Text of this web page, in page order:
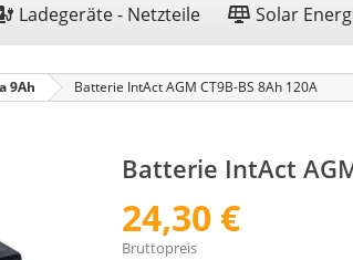
Ladegeräte - Netzteile Solar
9Ah Batterie IntAct AGM CT9B-BS 8Ah 120A
Batterie IntAct
24,30 €
Bruttopreis